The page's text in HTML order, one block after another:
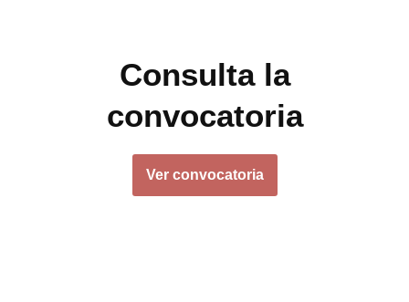
Consulta la
convocatoria
Ver convocatoria